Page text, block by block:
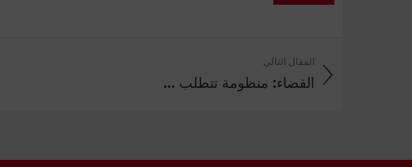
المقال التالي
القضاء: منظومة تتطلب ...